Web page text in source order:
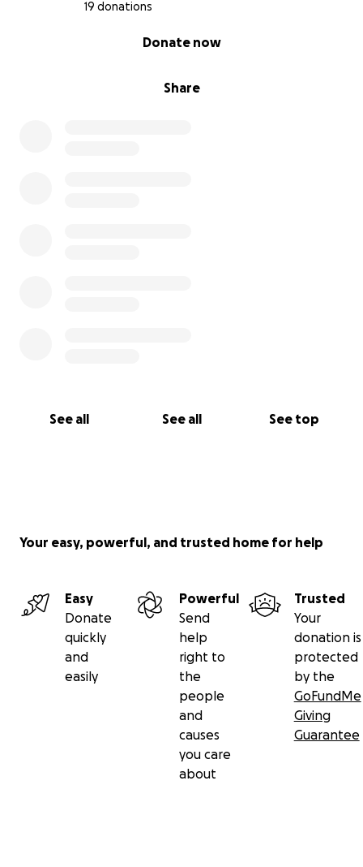
19 donations
Share
Donate now
See all See all See top
Your easy, powerful, and trusted home for help
Easy
Donate
quickly
and
easily
Powerful
Send
help
right to
the
people
and
causes
you care
about
Trusted
Your
donation is
protected
by the
GoFundMe
Giving
Guarantee